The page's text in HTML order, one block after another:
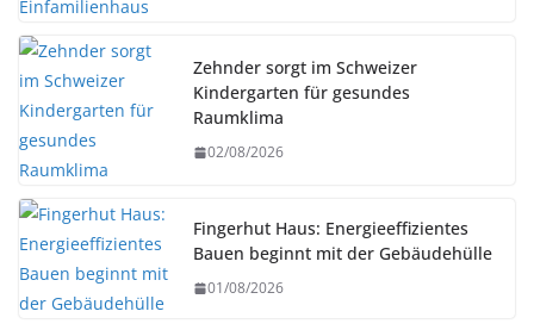
Zehnder sorgt im Schweizer
Kindergarten für gesundes
Raumklima
02/08/2026
Fingerhut Haus: Energieeffizientes
Bauen beginnt mit der Gebäudehülle
01/08/2026